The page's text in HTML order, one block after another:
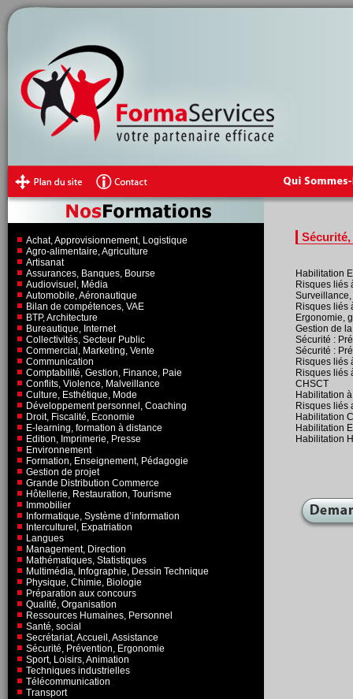
Achat, Approvisionnement, Logistique
Agro-alimentaire, Agriculture
Artisanat
Assurances, Banques, Bourse
Audiovisuel, Média
Automobile, Aéronautique
Bilan de compétences, VAE
BTP, Architecture
Bureautique, Internet
Collectivités, Secteur Public
Commercial, Marketing, Vente
Communication
Comptabilité, Gestion, Finance, Paie
Conflits, Violence, Malveillance
Culture, Esthétique, Mode
Développement personnel, Coaching
Droit, Fiscalité, Economie
E-learning, formation à distance
Edition, Imprimerie, Presse
Environnement
Formation, Enseignement, Pédagogie
Gestion de projet
Grande Distribution Commerce
Hôtellerie, Restauration, Tourisme
Immobilier
Informatique, Système d’information
Interculturel, Expatriation
Langues
Management, Direction
Mathématiques, Statistiques
Multimédia, Infographie, Dessin Technique
Physique, Chimie, Biologie
Préparation aux concours
Qualité, Organisation
Ressources Humaines, Personnel
Santé, social
Secrétariat, Accueil, Assistance
Sécurité, Prévention, Ergonomie
Sport, Loisirs, Animation
Techniques industrielles
Télécommunication
Transport
Habilitation
Risques liés
Risques liés
Ergonomie,
Gestion de
Sécurité :
Sécurité :
Risques liés
Risques liés
CHSCT
Habilitation
Risques liés
Habilitation
Habilitation
Habilitation